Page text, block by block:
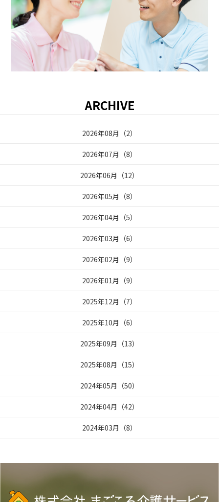
ARCHIVE
2026年08月 （2）
2026年07月 （8）
2026年06月 （12）
2026年05月 （8）
2026年04月 （5）
2026年03月 （6）
2026年02月 （9）
2026年01月 （9）
2025年12月 （7）
2025年10月 （6）
2025年09月 （13）
2025年08月 （15）
2024年05月 （50）
2024年04月 （42）
2024年03月 （8）